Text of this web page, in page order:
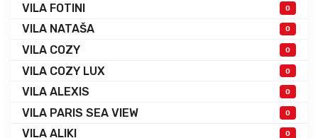
VILA FOTINI 0
VILA NATAŠA 0
VILA COZY 0
VILA COZY LUX 0
VILA ALEXIS 0
VILA PARIS SEA VIEW 0
VILA ALIKI 0